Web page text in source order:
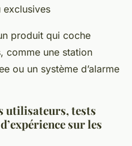
exclusives
produit qui coche
comme une station
ou un système d’alarme
utilisateurs, tests
sur les